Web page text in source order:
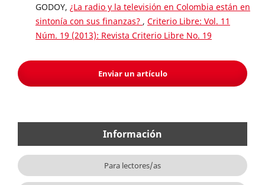
GODOY, ¿La radio y la televisión en Colombia están en
sintonía con sus finanzas? , Criterio Libre: Vol. 11
Núm. 19 (2013): Revista Criterio Libre No. 19
Enviar un artículo
Información
Para lectores/as